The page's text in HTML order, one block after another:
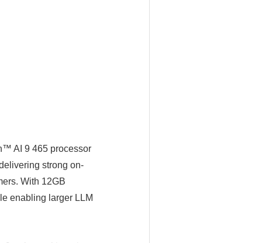
AI 9 465 processor
strong on-
With 12GB
enabling larger LLM